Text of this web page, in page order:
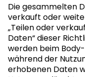
Die gesammelten
verkauft oder
„Teilen oder
Daten“ dieser
werden beim
während der
erhobenen Daten